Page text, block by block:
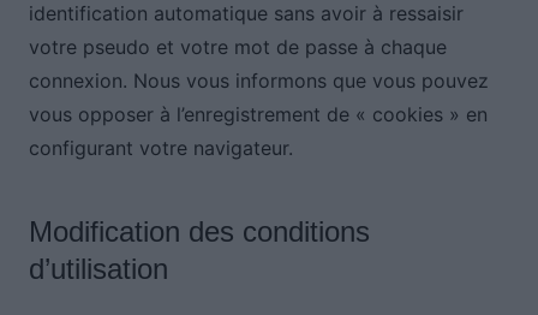
identification automatique sans avoir à ressaisir
votre pseudo et votre mot de passe à chaque
connexion. Nous vous informons que vous pouvez
vous opposer à l’enregistrement de « cookies » en
configurant votre navigateur.
Modification des conditions
d’utilisation